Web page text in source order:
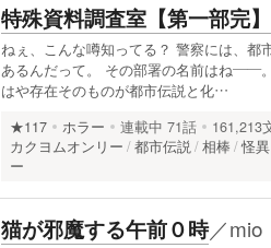
特殊資料調査室【第一部完】
ねぇ、こんな噂知ってる？ 警察には、都
あるんだって。 その部署の名前はね――
はや存在そのものが都市伝説と化…
★117 ホラー 連載中 71話 161,213
カクヨムオンリー
都市伝説 相棒 怪異
ー
猫が邪魔する午前０時／mio